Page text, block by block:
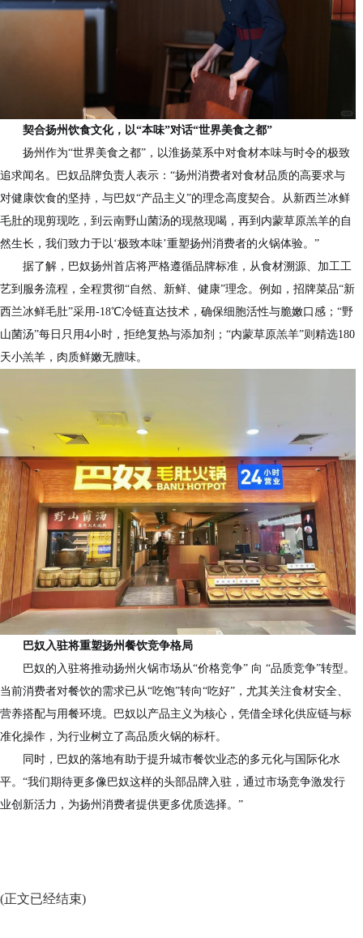
契合扬州饮食文化，以“本味”对话“世界美食之都”
扬州作为“世界美食之都”，以淮扬菜系中对食材本味与时令的极致
追求闻名。巴奴品牌负责人表示：“扬州消费者对食材品质的高要求与
对健康饮食的坚持，与巴奴“产品主义”的理念高度契合。从新西兰冰鲜
毛肚的现剪现吃，到云南野山菌汤的现熬现喝，再到内蒙草原羔羊的自
然生长，我们致力于以‘极致本味’重塑扬州消费者的火锅体验。”
据了解，巴奴扬州首店将严格遵循品牌标准，从食材溯源、加工工
艺到服务流程，全程贯彻“自然、新鲜、健康”理念。例如，招牌菜品“新
西兰冰鲜毛肚”采用-18℃冷链直达技术，确保细胞活性与脆嫩口感；“野
山菌汤”每日只用4小时，拒绝复热与添加剂；“内蒙草原羔羊”则精选180
天小羔羊，肉质鲜嫩无膻味。
巴奴入驻将重塑扬州餐饮竞争格局
巴奴的入驻将推动扬州火锅市场从“价格竞争” 向 “品质竞争”转型。
当前消费者对餐饮的需求已从“吃饱”转向“吃好”，尤其关注食材安全、
营养搭配与用餐环境。巴奴以产品主义为核心，凭借全球化供应链与标
准化操作，为行业树立了高品质火锅的标杆。
同时，巴奴的落地有助于提升城市餐饮业态的多元化与国际化水
平。“我们期待更多像巴奴这样的头部品牌入驻，通过市场竞争激发行
业创新活力，为扬州消费者提供更多优质选择。”
(正文已经结束)